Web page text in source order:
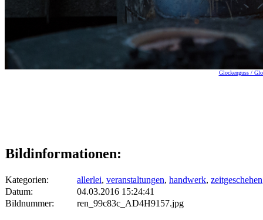
Glockenguss /
Bildinformationen:
Kategorien: allerlei, veranstaltungen, handwerk, zeitgeschehen
Datum:
04.03.2016 15:24:41
Bildnummer:
ren_99c83c_AD4H9157.jpg